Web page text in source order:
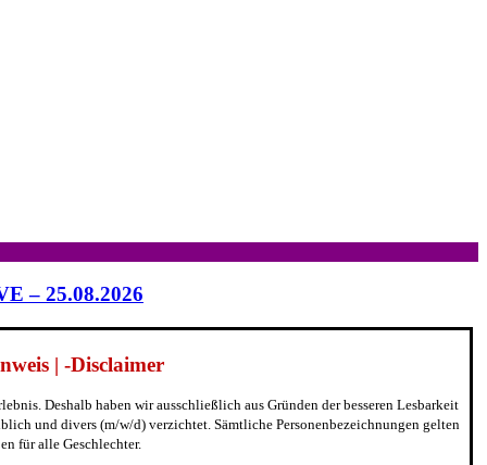
– 25.08.2026
| -Disclaimer
Deshalb haben wir ausschließlich aus Gründen der besseren Lesbarkeit
und divers (m/w/d) verzichtet. Sämtliche Personenbezeichnungen gelten
für alle Geschlechter.